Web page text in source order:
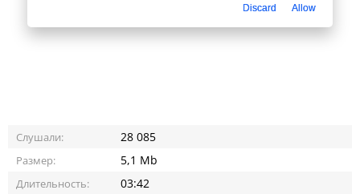
Слушали: 28 085
Размер: 5,1 Mb
Длительность: 03:42
Discard Allow